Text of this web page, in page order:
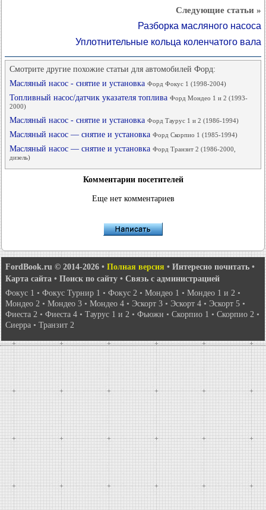
Следующие статьи »
Разборка масляного насоса
Уплотнительные кольца коленчатого вала
Смотрите другие похожие статьи для автомобилей Форд:
Масляный насос - снятие и установка Форд Фокус 1 (1998-2004)
Топливный насос/датчик указателя топлива Форд Мондео 1 и 2 (1993-
2000)
Масляный насос - снятие и установка Форд Таурус 1 и 2 (1986-1994)
Масляный насос — снятие и установка Форд Скорпио 1 (1985-1994)
Масляный насос — снятие и установка Форд Транзит 2 (1986-2000,
дизель)
Комментарии посетителей
Еще нет комментариев
FordBook.ru © 2014-2026 • Полная версия • Интересно почитать •
Карта сайта • Поиск по сайту • Связь с администрацией
Фокус 1 • Фокус Турнир 1 • Фокус 2 • Мондео 1 • Мондео 1 и 2 •
Мондео 2 • Мондео 3 • Мондео 4 • Эскорт 3 • Эскорт 4 • Эскорт 5 •
Фиеста 2 • Фиеста 4 • Таурус 1 и 2 • Фьюжн • Скорпио 1 • Скорпио 2 •
Сиерра • Транзит 2